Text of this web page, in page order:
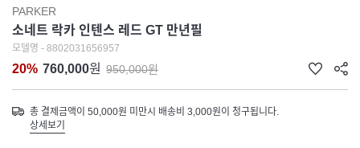
PARKER
소네트 락카 인텐스 레드 GT 만년필
모델명 - 8802031656957
20% 760,000원 950,000원
총 결제금액이 50,000원 미만시 배송비 3,000원이 청구됩니다.
상세보기